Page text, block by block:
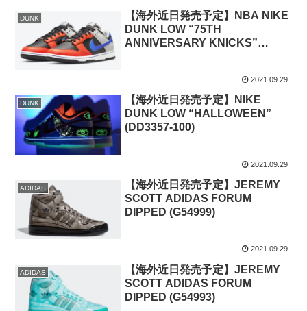
DUNK
【海外近日発売予定】NBA NIKE
DUNK LOW “75TH
ANNIVERSARY KNICKS”
2021.09.29
DUNK
【海外近日発売予定】NIKE
DUNK LOW “HALLOWEEN”
(DD3357-100)
2021.09.29
ADIDAS
【海外近日発売予定】JEREMY
SCOTT ADIDAS FORUM
DIPPED (G54999)
2021.09.29
ADIDAS
【海外近日発売予定】JEREMY
SCOTT ADIDAS FORUM
DIPPED (G54993)